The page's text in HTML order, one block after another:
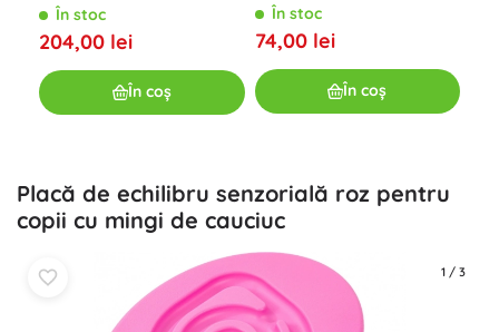
În stoc
204,00 lei
În coș
În stoc
74,00 lei
În coș
Placă de echilibru senzorială roz pentru
copii cu mingi de cauciuc
1 / 3